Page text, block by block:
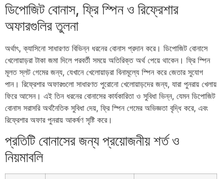
ডিপোজিট বোনাস, ফ্রি স্পিন ও রিফ্রেশার
অফারগুলির তুলনা
অর্থাৎ, ক্যাসিনো সাধারণত বিভিন্ন ধরনের বোনাস প্রদান করে। ডিপোজিট বোনাসে
খেলোয়াড়রা টাকা জমা দিলে পরবর্তী সময়ে অতিরিক্ত অর্থ পেয়ে থাকেন। ফ্রি স্পিন
মূলত স্লট গেমের জন্য, যেখানে খেলোয়াড়রা বিনামূল্যে স্পিন করে জেতার সুযোগ
পান। রিফ্রেশার অফারগুলো সাধারণত পুরোনো খেলোয়াড়দের জন্য, যারা পুনরায় খেলায়
ফিরে আসেন। এই তিন ধরনের বোনাসের কার্যকারিতা ও সুবিধা ভিন্ন, যেমন ডিপোজিট
বোনাস সরাসরি অর্থনৈতিক সুবিধা দেয়, ফ্রি স্পিন গেমের অভিজ্ঞতা বৃদ্ধি করে, এবং
রিফ্রেশার অফার পুনরায় আকর্ষণ সৃষ্টি করে।
প্রতিটি বোনাসের জন্য প্রয়োজনীয় শর্ত ও
নিয়মাবলি